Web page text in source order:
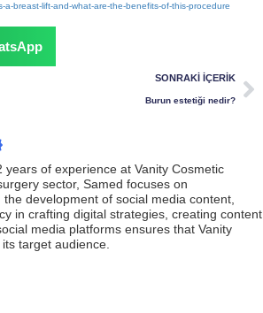
a-breast-lift-and-what-are-the-benefits-of-this-procedure
SONRAKI İÇERIK
Burun estetiği nedir?
years of experience at Vanity Cosmetic
sector, Samed focuses on
development of social media content,
in crafting digital strategies, creating content
media platforms ensures that Vanity
target audience.